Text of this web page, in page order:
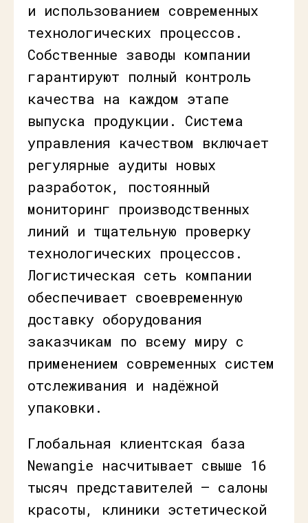
и использованием современных
технологических процессов.
Собственные заводы компании
гарантируют полный контроль
качества на каждом этапе
выпуска продукции. Система
управления качеством включает
регулярные аудиты новых
разработок, постоянный
мониторинг производственных
линий и тщательную проверку
технологических процессов.
Логистическая сеть компании
обеспечивает своевременную
доставку оборудования
заказчикам по всему миру с
применением современных систем
отслеживания и надёжной
упаковки.
Глобальная клиентская база
Newangie насчитывает свыше 16
тысяч представителей – салоны
красоты, клиники эстетической